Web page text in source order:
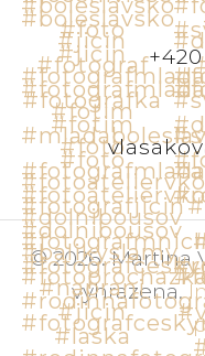
©2026.Martina
vyhrazena.